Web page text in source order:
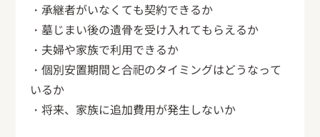
・承継者がいなくても契約できるか
・墓じまい後の遺骨を受け入れてもらえるか
・夫婦や家族で利用できるか
・個別安置期間と合祀のタイミングはどうなって
いるか
・将来、家族に追加費用が発生しないか